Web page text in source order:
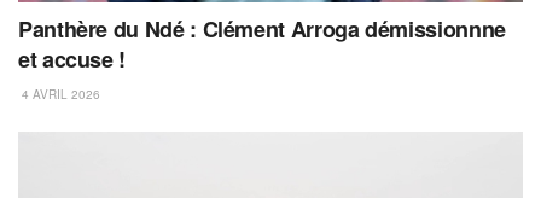
Panthère du Ndé : Clément Arroga démissionnne
et accuse !
4 AVRIL 2026